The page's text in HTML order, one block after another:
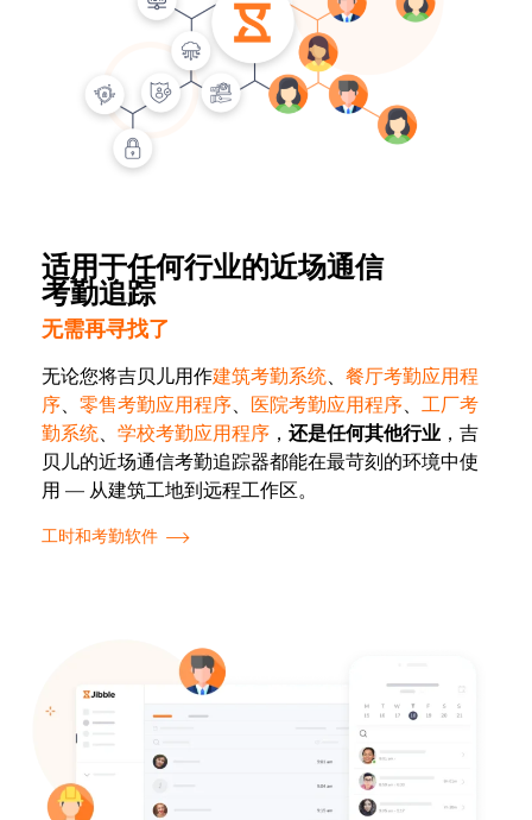
适用于任何行业的近场通信
考勤追踪
无需再寻找了
无论您将吉贝儿用作建筑考勤系统、 餐厅考勤应用程
序、 零售考勤应用程序、 医院考勤应用程序、 工厂考
勤系统、 学校考勤应用程序 ， 还是任何其他行业 ， 吉
贝儿的近场通信考勤追踪器都能在最苛刻的环境中使
用 — 从建筑工地到远程工作区。
工时和考勤软件